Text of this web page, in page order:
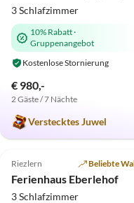
3 Schlafzimmer
10% Rabatt·
Gruppenangebot
Kostenlose Stornierung
€ 980,-
2 Gäste / 7 Nächte
Verstecktes Juwel
Top-
Riezlern Beliebte
Ferienhaus Eberlehof
3 Schlafzimmer